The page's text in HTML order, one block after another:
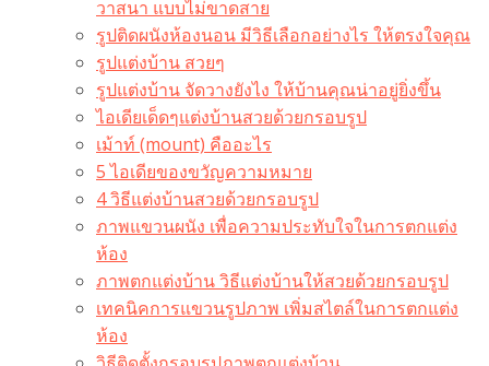
วาสนา แบบไม่ขาดสาย
รูปติดผนังห้องนอน มีวิธีเลือกอย่างไร ให้ตรงใจคุณ
รูปแต่งบ้าน สวยๆ
รูปแต่งบ้าน จัดวางยังไง ให้บ้านคุณน่าอยู่ยิ่งขึ้น
ไอเดียเด็ดๆแต่งบ้านสวยด้วยกรอบรูป
เม้าท์ (mount) คืออะไร​
5 ไอเดียของขวัญความหมาย
4 วิธีแต่งบ้านสวยด้วยกรอบรูป
ภาพแขวนผนัง เพื่อความประทับใจในการตกแต่ง
ห้อง
ภาพตกแต่งบ้าน วิธีแต่งบ้านให้สวยด้วยกรอบรูป
เทคนิคการแขวนรูปภาพ เพิ่มสไตล์ในการตกแต่ง
ห้อง